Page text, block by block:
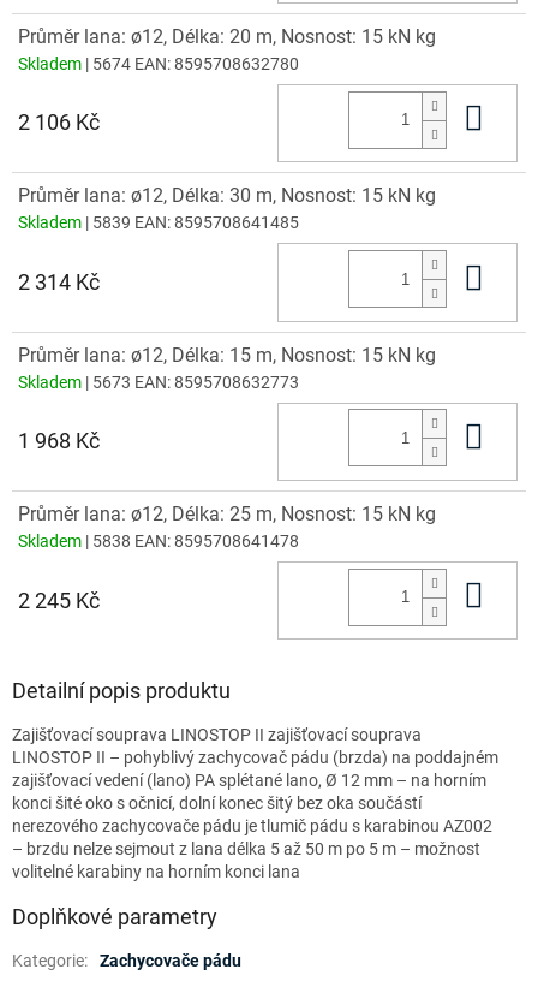
Průměr lana: ø12, Délka: 20 m, Nosnost: 15 kN kg
Skladem | 5674 EAN:8595708632780
2 106 Kč
Průměr lana: ø12, Délka: 30 m, Nosnost: 15 kN kg
Skladem | 5839 EAN:8595708641485
2 314 Kč
Průměr lana: ø12, Délka: 15 m, Nosnost: 15 kN kg
Skladem | 5673 EAN:8595708632773
1 968 Kč
Průměr lana: ø12, Délka: 25 m, Nosnost: 15 kN kg
Skladem | 5838 EAN:8595708641478
2 245 Kč
Detailní popis produktu
Zajišťovací souprava LINOSTOP II zajišťovací souprava
LINOSTOP II – pohyblivý zachycovač pádu (brzda) na poddajném
zajišťovací vedení (lano) PA splétané lano, Ø 12 mm – na horním
konci šité oko s očnicí, dolní konec šitý bez oka součástí
nerezového zachycovače pádu je tlumič pádu s karabinou AZ002
– brzdu nelze sejmout z lana délka 5 až 50 m po 5 m – možnost
volitelné karabiny na horním konci lana
Doplňkové parametry
Kategorie: Zachycovače pádu